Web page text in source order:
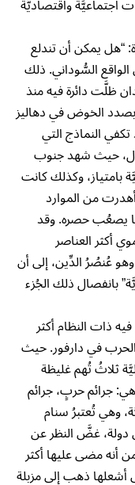
“هل يمكن أن تندلع
السُّوداني. ذلك
ظلَّت دائرة فيه منذ
بصدد الخوض في دهاليز
تكفي النماذج التي
حيث شهد جنوب
بامتياز، وكذلك كانت
من الموارد
يصعُب حصره. وقد
أكثر العناصر
عُنصُرُ الدِّين، إلى أن
بانفصال ذلك الجُزء
ذات النظام أكثر
في دارفور. حيث
ثلاثُ تُهم غليظة
جرائم حربٍ، جرائم
وهي تُعتبرُ سنام
دولة، غضَّ النظر عن
أنه مضى عليها أكثر
ذهب إلى مزبلة